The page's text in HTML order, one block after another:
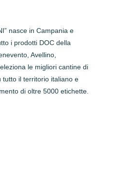
nasce in Campania e
i prodotti DOC della
Avellino,
le migliori cantine di
tutto il territorio italiano e
di oltre 5000 etichette.